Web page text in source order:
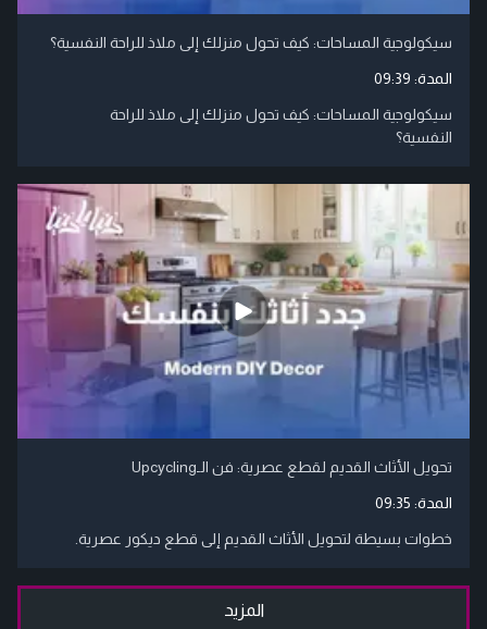
سيكولوجية المساحات: كيف تحول منزلك إلى ملاذ للراحة النفسية؟
المدة: 09:39
سيكولوجية المساحات: كيف تحول منزلك إلى ملاذ للراحة
النفسية؟
تحويل الأثاث القديم لقطع عصرية: فن الـUpcycling
المدة: 09:35
خطوات بسيطة لتحويل الأثاث القديم إلى قطع ديكور عصرية.
المزيد